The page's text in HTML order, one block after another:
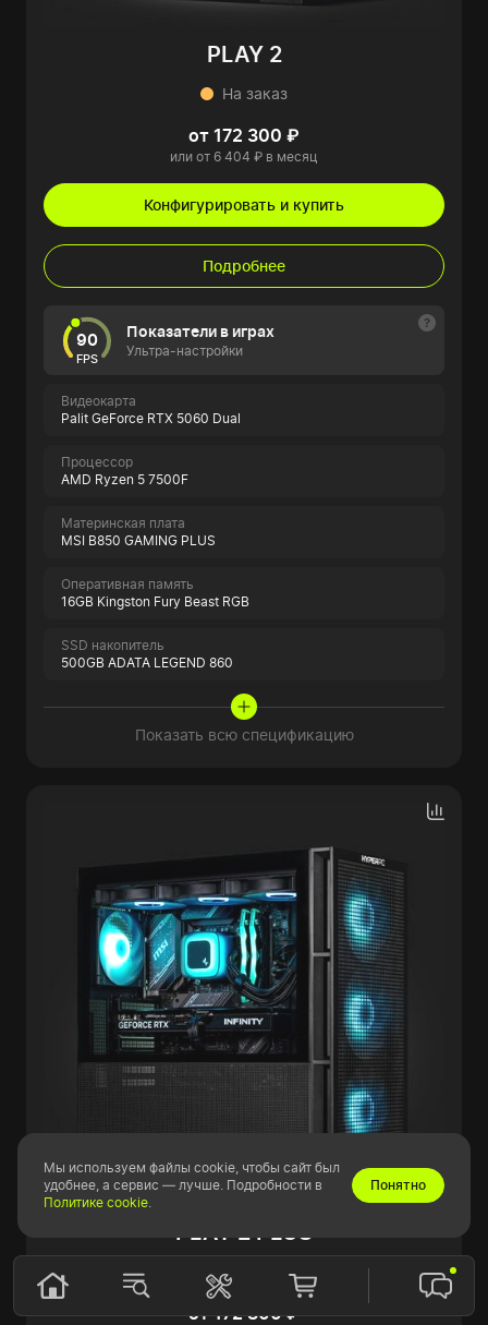
PLAY 2
На заказ
от 172 300 ₽
или от 6 404 ₽ в месяц
Конфигурировать и купить
Подробнее
90
FPS
Показатели в играх
Ультра-настройки
Видеокарта
Palit GeForce RTX 5060 Dual
Процессор
AMD Ryzen 5 7500F
Материнская плата
MSI B850 GAMING PLUS
Оперативная память
16GB Kingston Fury Beast RGB
SSD накопитель
500GB ADATA LEGEND 860
Показать всю спецификацию
PLAY 2 PLUS
На заказ
от 172 300 ₽
Мы используем файлы cookie, чтобы сайт был
удобнее, а сервис — лучше. Подробности в
Политике cookie.
Понятно